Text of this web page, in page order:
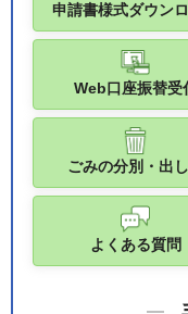
申請書様式ダウン
Web口座振替受
ごみの分別・出
よくある質問